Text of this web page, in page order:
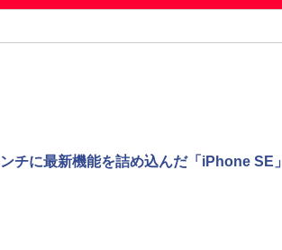
チに最新機能を詰め込んだ「iPhone SE」